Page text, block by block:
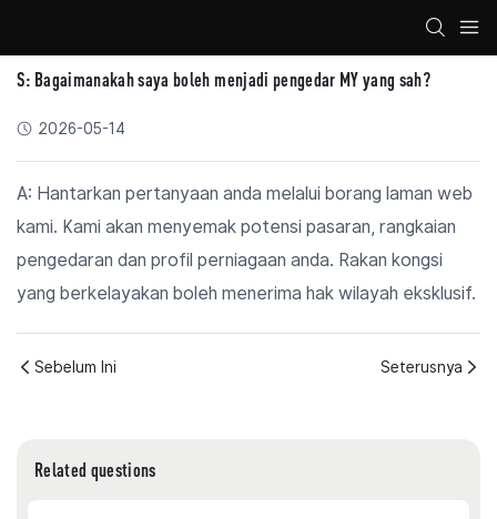
S: Bagaimanakah saya boleh menjadi pengedar MY yang sah?
2026-05-14
A: Hantarkan pertanyaan anda melalui borang laman web
kami. Kami akan menyemak potensi pasaran, rangkaian
pengedaran dan profil perniagaan anda. Rakan kongsi
yang berkelayakan boleh menerima hak wilayah eksklusif.
Sebelum Ini Seterusnya
Related questions